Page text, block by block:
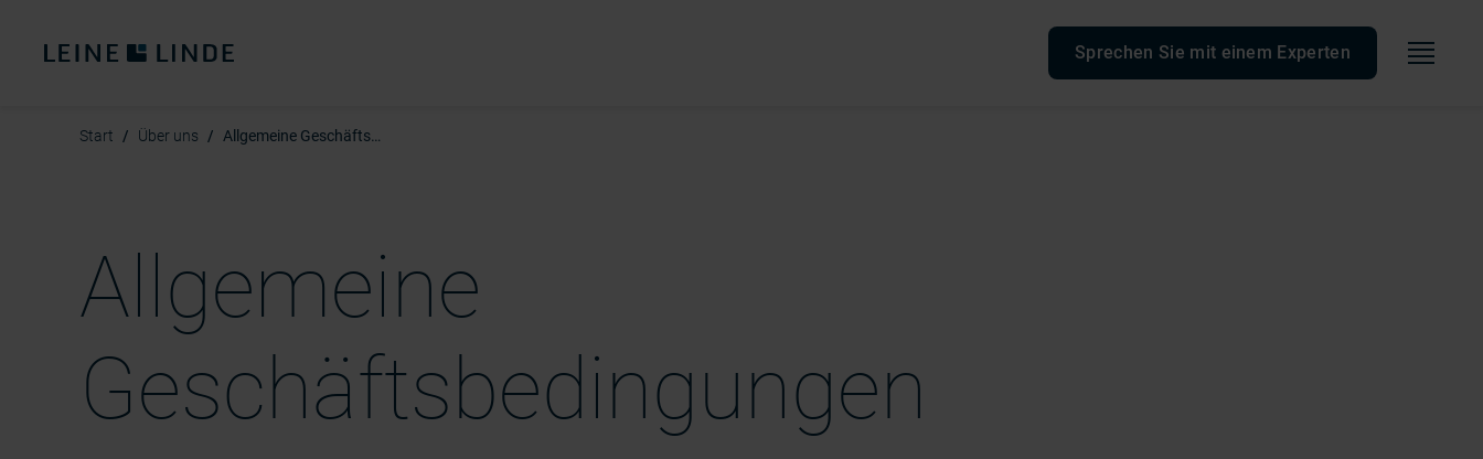
Sprechen Sie mit einem Experten
Start Über uns Allgemeine Geschäftsbedingungen
Allgemeine
Geschäftsbedingungen